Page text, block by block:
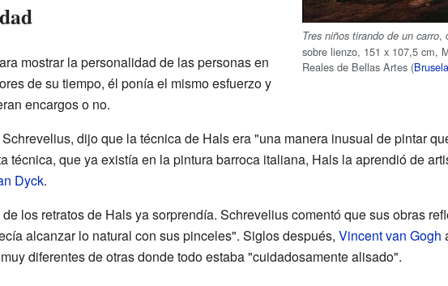
Tres niños tirando de un carro,
sobre lienzo, 151 x 107,5 cm,
Reales de Bellas Artes (
mostrar la personalidad de las personas en
de su tiempo, él ponía el mismo esfuerzo y
encargos o no.
dijo que la técnica de Hals era "una manera inusual de pintar
técnica, que ya existía en la pintura barroca italiana, Hals la aprendió de
Dyck.
los retratos de Hals ya sorprendía. Schrevelius comentó que sus obras
alcanzar lo natural con sus pinceles". Siglos después, Vincent van Gogh
diferentes de otras donde todo estaba "cuidadosamente alisado".